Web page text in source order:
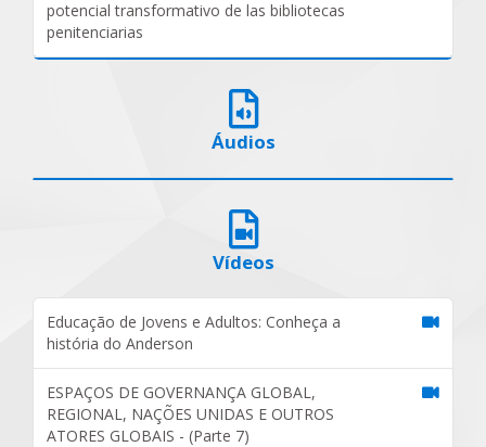
potencial transformativo de las bibliotecas
penitenciarias
Áudios
Vídeos
Educação de Jovens e Adultos: Conheça a
história do Anderson
ESPAÇOS DE GOVERNANÇA GLOBAL,
REGIONAL, NAÇÕES UNIDAS E OUTROS
ATORES GLOBAIS - (Parte 7)